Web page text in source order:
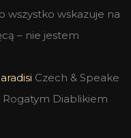
wszystko wskazuje na
– nie jestem
Czech & Speake
Diablikiem